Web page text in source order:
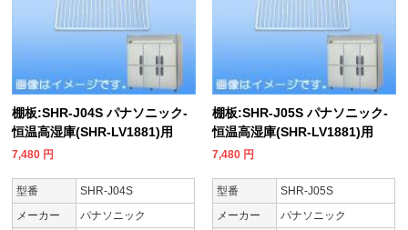
棚板:SHR-J04S パナソニック-
恒温高湿庫(SHR-LV1881)用
7,480 円
型番
SHR-J04S
メーカー
パナソニック
棚板:SHR-J05S パナソニック-
恒温高湿庫(SHR-LV1881)用
7,480 円
型番
SHR-J05S
メーカー
パナソニック